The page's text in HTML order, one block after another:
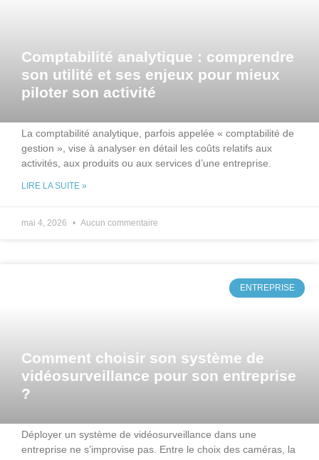
Comptabilité analytique : comprendre
son utilité et ses enjeux pour mieux
piloter son activité
La comptabilité analytique, parfois appelée « comptabilité de
gestion », vise à analyser en détail les coûts relatifs aux
activités, aux produits ou aux services d’une entreprise.
LIRE LA SUITE »
mai 4, 2026 Aucun commentaire
ENTREPRISE
Comment choisir son système de
vidéosurveillance pour son entreprise
?
Déployer un système de vidéosurveillance dans une
entreprise ne s’improvise pas. Entre le choix des caméras, la